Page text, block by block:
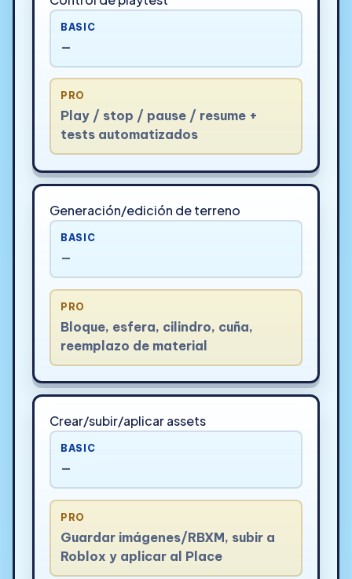
BASIC
—
PRO
Play / stop / pause / resume +
tests automatizados
Generación/edición de terreno
BASIC
—
PRO
Bloque, esfera, cilindro, cuña,
reemplazo de material
Crear/subir/aplicar assets
BASIC
—
PRO
Guardar imágenes/RBXM, subir a
Roblox y aplicar al Place